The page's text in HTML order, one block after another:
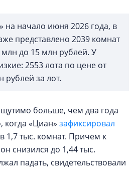
начало июня 2026 года, в
представлено 2039 комнат
до 15 млн рублей. У
2553 лота по цене от
рублей за лот.
больше, чем два года
когда «Циан» зафиксировал
1,7 тыс. комнат. Причем к
снизился до 1,44 тыс.
падать, свидетельствовали